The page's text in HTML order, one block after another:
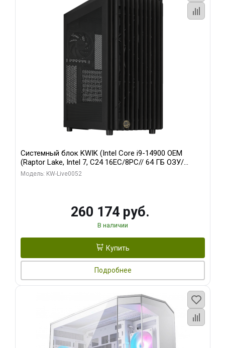
Системный блок KWIK (Intel Core i9-14900 OEM
(Raptor Lake, Intel 7, C24 16EC/8PC// 64 ГБ ОЗУ/
Zotac RTX5060Ti AMP 16GB GDDR7 128bit 3xDP HDMI
Модель: KW-Live0052
260 174 руб.
В наличии
Купить
Подробнее